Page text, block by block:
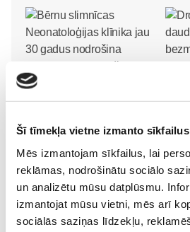
Šī tīmekļa vietne izmanto sīkfailus
Mēs izmantojam sīkfailus, lai
reklāmas, nodrošinātu sociālo
un analizētu mūsu datplūsmu.
izmantojat mūsu vietni, mēs arī
sociālās saziņas līdzekļu,
Bērnu slimnīcas
30 gadus nodrošina
līderību jaundzimušo
aprūpē Latvijā
Jaundzimušais
29. May 13:06
no
30.